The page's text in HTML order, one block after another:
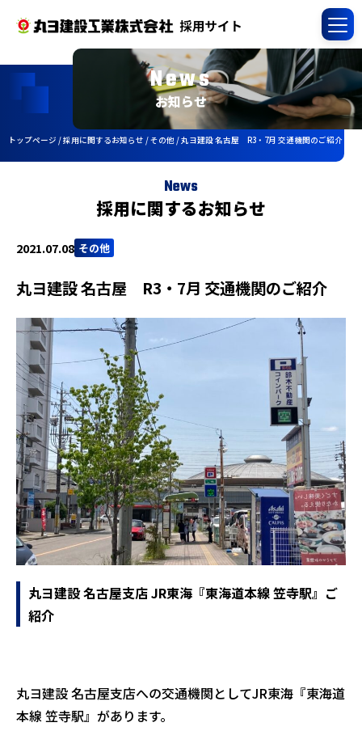
News
お知らせ
トップページ /採用に関するお知らせ /その他/丸ヨ建設 名古屋 R3・7月 交通機関のご紹介
News
採用に関するお知らせ
2021.07.08 その他
丸ヨ建設 名古屋 R3・7月 交通機関のご紹介
丸ヨ建設 名古屋支店 JR東海『東海道本線 笠寺駅』ご
紹介
丸ヨ建設 名古屋支店への交通機関としてJR東海『東海道
本線 笠寺駅』があります。